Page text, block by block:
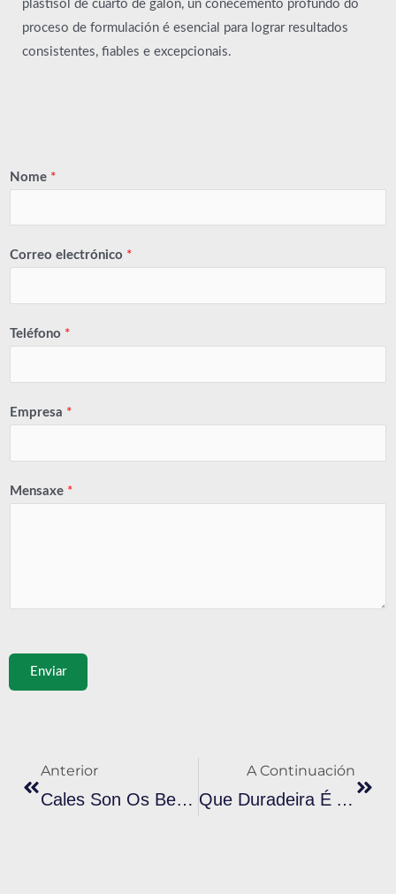
plastisol de cuarto de galón, un coñecemento profundo do
proceso de formulación é esencial para lograr resultados
consistentes, fiables e excepcionais.
Nome *
Correo electrónico *
Teléfono *
Empresa *
Mensaxe *
Enviar
Anterior
Cales Son Os Beneficios De Usar Tinta Plastisol Sen Ftalatos Na Serigrafía?
A Continuación
Que Duradeira É A Tinta De Serigrafía Plastisol Vermella En Varios Tecidos?